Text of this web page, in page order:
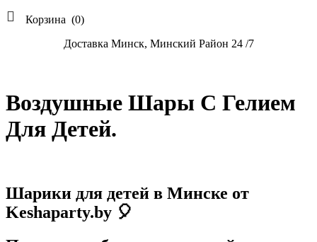
 Корзина (0)
Доставка Минск, Минский Район 24 /7
Воздушные Шары С Гелием
Для Детей.
Шарики для детей в Минске от
Keshaparty.by 🎈